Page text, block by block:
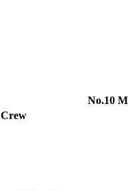
No.10
Crew